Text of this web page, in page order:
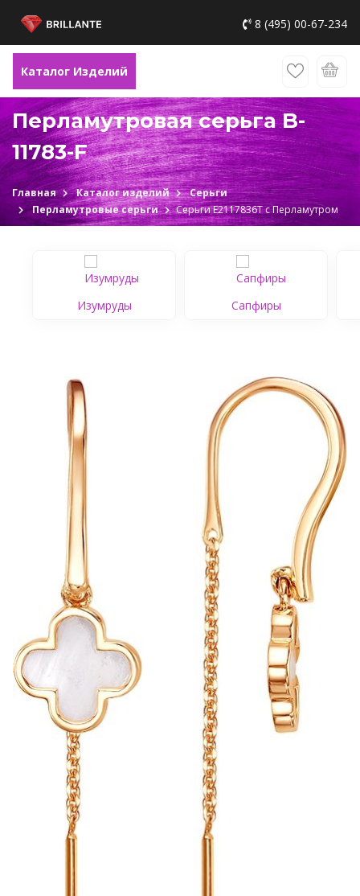
8 (495) 00-67-234
Каталог Изделий
Перламутровая серьга B-
11783-F
Главная Каталог изделий
Серьги
Перламутровые серьги
Серьги Е2117836Т c Перламутром
Изумруды Сапфиры